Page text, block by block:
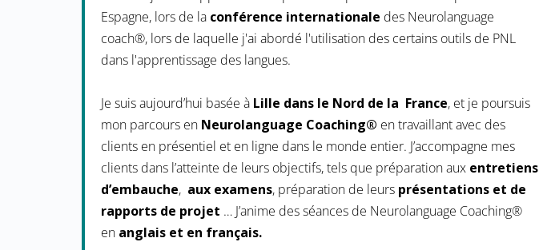
Espagne, lors de la conférence internationale des Neurolanguage
coach®, lors de laquelle j'ai abordé l'utilisation des certains outils de PNL
dans l'apprentissage des langues.
Je suis aujourd’hui basée à Lille dans le Nord de la France, et je poursuis
mon parcours en Neurolanguage Coaching® en travaillant avec des
clients en présentiel et en ligne dans le monde entier. J’accompagne mes
clients dans l’atteinte de leurs objectifs, tels que préparation aux entretiens
d’embauche, aux examens, préparation de leurs présentations et de
rapports de projet … J’anime des séances de Neurolanguage Coaching®
en anglais et en français.